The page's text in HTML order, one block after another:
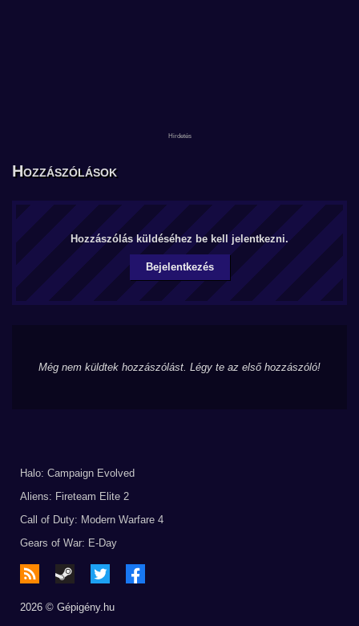
Hozzászólások
Hozzászólás küldéséhez be kell jelentkezni.
Bejelentkezés
Még nem küldtek hozzászólást. Légy te az első hozzászóló!
Halo: Campaign Evolved
Aliens: Fireteam Elite 2
Call of Duty: Modern Warfare 4
Gears of War: E-Day
2026 © Gépigény.hu